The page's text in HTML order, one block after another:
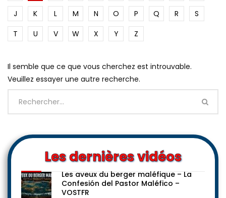
J
K L M N O P Q R
S
T
U V W X Y Z
Il semble que ce que vous cherchez est introuvable.
Veuillez essayer une autre recherche.
Les dernières vidéos
Les aveux du berger maléfique – La
Confesión del Pastor Maléfico –
VOSTFR